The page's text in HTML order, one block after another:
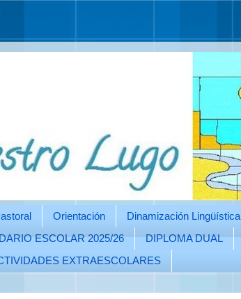
Orientación Dinamización Lingüística
ESCOLAR 2025/26 DIPLOMA DUAL
EXTRAESCOLARES